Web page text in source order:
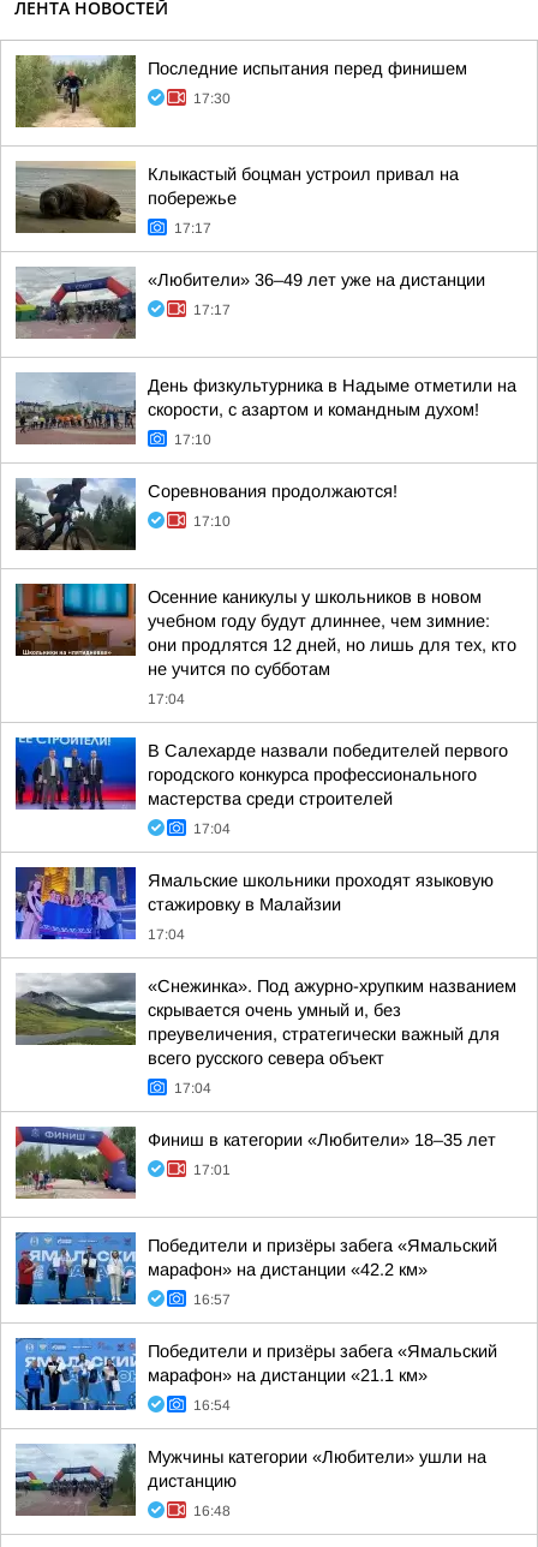
ЛЕНТА НОВОСТЕЙ
Последние испытания перед финишем
17:30
Клыкастый боцман устроил привал на
побережье
17:17
«Любители» 36–49 лет уже на дистанции
17:17
День физкультурника в Надыме отметили на
скорости, с азартом и командным духом!
17:10
Соревнования продолжаются!
17:10
Осенние каникулы у школьников в новом
учебном году будут длиннее, чем зимние:
они продлятся 12 дней, но лишь для тех, кто
не учится по субботам
17:04
В Салехарде назвали победителей первого
городского конкурса профессионального
мастерства среди строителей
17:04
Ямальские школьники проходят языковую
стажировку в Малайзии
17:04
«Снежинка». Под ажурно-хрупким названием
скрывается очень умный и, без
преувеличения, стратегически важный для
всего русского севера объект
17:04
Финиш в категории «Любители» 18–35 лет
17:01
Победители и призёры забега «Ямальский
марафон» на дистанции «42.2 км»
16:57
Победители и призёры забега «Ямальский
марафон» на дистанции «21.1 км»
16:54
Мужчины категории «Любители» ушли на
дистанцию
16:48